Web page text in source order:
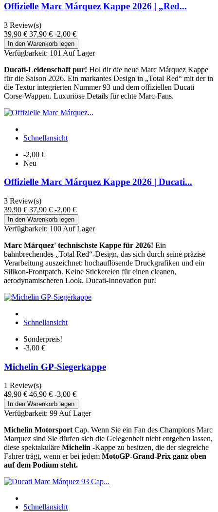
Offizielle Marc Márquez Kappe 2026 | „Red...
3 Review(s)
39,90 € 37,90 € -2,00 €
In den Warenkorb legen
Verfügbarkeit: 101 Auf Lager
Ducati-Leidenschaft pur! Hol dir die neue Marc Márquez Kappe
für die Saison 2026. Ein markantes Design in „Total Red“ mit der in
die Textur integrierten Nummer 93 und dem offiziellen Ducati
Corse-Wappen. Luxuriöse Details für echte Marc-Fans.
Schnellansicht
-2,00 €
Neu
Offizielle Marc Márquez Kappe 2026 | Ducati...
3 Review(s)
39,90 € 37,90 € -2,00 €
In den Warenkorb legen
Verfügbarkeit: 100 Auf Lager
Marc Márquez' technischste Kappe für 2026! Ein
bahnbrechendes „Total Red“-Design, das sich durch seine präzise
Verarbeitung auszeichnet: hochauflösende Druckgrafiken und ein
Silikon-Frontpatch. Keine Stickereien für einen cleanen,
aerodynamischeren Look. Ducati-Innovation pur!
Schnellansicht
Sonderpreis!
-3,00 €
Michelin GP-Siegerkappe
1 Review(s)
49,90 € 46,90 € -3,00 €
In den Warenkorb legen
Verfügbarkeit: 99 Auf Lager
Michelin MotorsportCap. Wenn Sie ein Fan des Champions Marc
Marquez sind Sie dürfen sich die Gelegenheit nicht entgehen lassen,
diese spektakuläre Michelin -Kappe zu besitzen, die der siegreiche
Fahrer trägt, wenn er bei jedem MotoGP-Grand-Prix ganz oben
auf dem Podium steht.
Schnellansicht